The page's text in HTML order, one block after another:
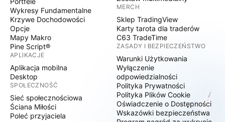
Wykresy Fundamentalne
Krzywe Dochodowości
Opcje
Mapy Makro
Pine Script®
APLIKACJE
Aplikacja mobilna
Desktop
SPOŁECZNOŚĆ
Sieć społecznościowa
Ściana Miłości
Poleć przyjaciela
MERCH
Sklep TradingView
Karty tarota dla traderów
C63 TradeTime
ZASADY I BEZPIECZEŃSTWO
Warunki Użytkowania
Wyłączenie
odpowiedzialności
Polityka Prywatności
Polityka Plików Cookie
Oświadczenie o Dostępności
Wskazówki bezpieczeństwa